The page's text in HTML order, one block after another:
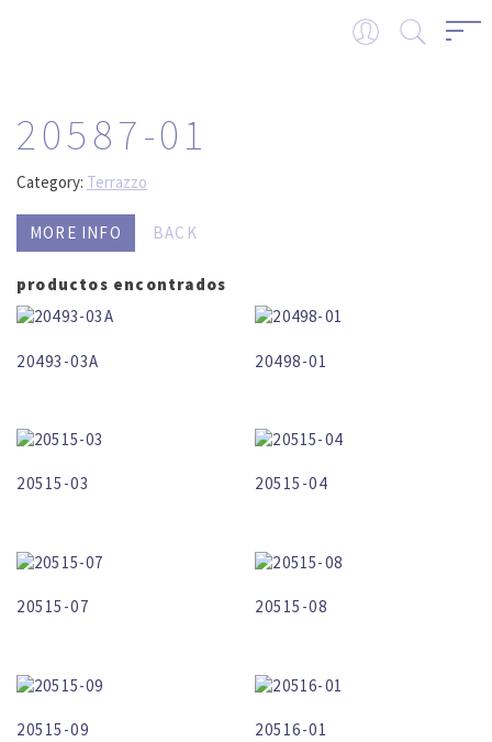
20587-01
Category: Terrazzo
MORE INFO BACK
productos encontrados
20493-03A 20498-01
20515-03 20515-04
20515-07 20515-08
20515-09 20516-01